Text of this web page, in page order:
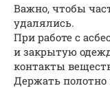
Важно, чтобы
удалялись.
При работе с
и закрытую
контакты
Держать